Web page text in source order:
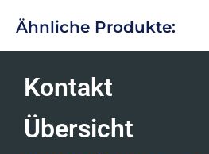
Ähnliche Produkte:
Kontakt
Übersicht